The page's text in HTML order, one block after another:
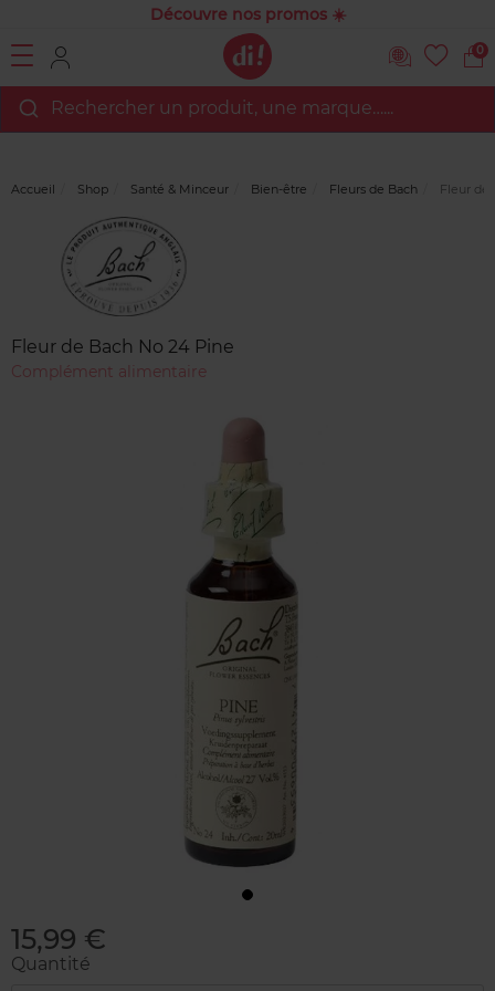
Découvre nos promos ☀️
0
Rechercher un produit, une marque…...
Accueil Shop Santé & Minceur Bien-être Fleurs de Bach Fleur de
Fleur de Bach No 24 Pine
Complément alimentaire
15,99 €
Quantité